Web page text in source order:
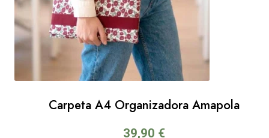
Carpeta A4 Organizadora Amapola
39,90 €